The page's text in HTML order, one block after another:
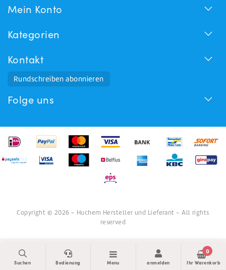
Suchen Bedienung Menu anmelden
0
Ihr Warenkorb
Mein Konto
Kategorien
Kontakt
Rundschreiben abonnieren
Folge uns
Copyright © 2026 - Huchem Hersteller und Lieferant - All rights
reserved